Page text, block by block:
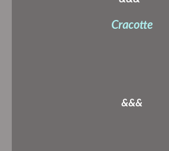
Cracotte
&&&